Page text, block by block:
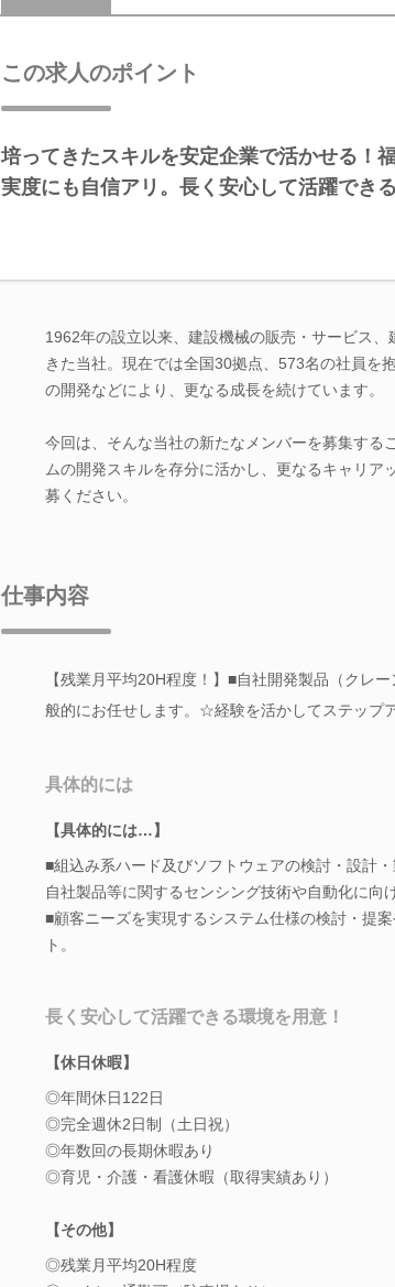
この求人のポイント
培ってきたスキルを安定企業で活かせる！
実度にも自信アリ。長く安心して活躍でき
1962年の設立以来、建設機械の販売・サービス
きた当社。現在では全国30拠点、573名の社員を
の開発などにより、更なる成長を続けています。
今回は、そんな当社の新たなメンバーを募集する
ムの開発スキルを存分に活かし、更なるキャリ
募ください。
仕事内容
【残業月平均20H程度！】■自社開発製品（クレ
般的にお任せします。☆経験を活かしてステップ
具体的には
【具体的には…】
■組込み系ハード及びソフトウェアの検討・設計
自社製品等に関するセンシング技術や自動化に向
■顧客ニーズを実現するシステム仕様の検討・提
ト。
長く安心して活躍できる環境を用意！
【休日休暇】
◎年間休日122日
◎完全週休2日制（土日祝）
◎年数回の長期休暇あり
◎育児・介護・看護休暇（取得実績あり）
【その他】
◎残業月平均20H程度